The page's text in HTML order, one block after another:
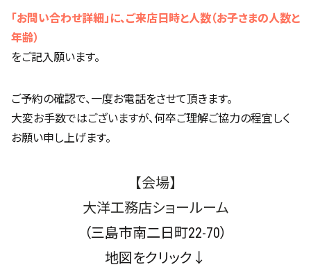
「お問い合わせ詳細」に、ご来店日時と人数（お子さまの人数と
年齢）
をご記入願います。
ご予約の確認で、一度お電話をさせて頂きます。
大変お手数ではございますが、何卒ご理解ご協力の程宜しく
お願い申し上げます。
【会場】
大洋工務店ショールーム
（三島市南二日町22-70）
地図をクリック↓